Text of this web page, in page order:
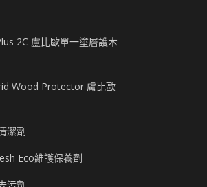
2C 盧比歐單一塗層護木
Wood Protector 盧比歐
潔劑
Eco維護保養劑